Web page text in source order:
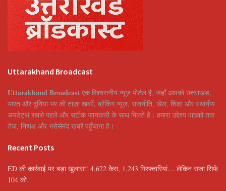
Uttarakhand Broadcast
Uttarakhand Broadcast एक विश्वसनीय न्यूज़ पोर्टल है, जहाँ आपको उत्तराखंड,
भारत और दुनिया भर की ताज़ा खबरें, ब्रेकिंग न्यूज़, राजनीति, खेल, शिक्षा और स्थानीय
अपडेट्स सबसे पहले और सटीक जानकारी के साथ मिलते हैं। हमारा उद्देश्य पाठकों तक
तेज़, निष्पक्ष और भरोसेमंद खबरें पहुँचाना है।
Recent Posts
ED की कार्रवाई पर बड़ा खुलासा! 4,622 केस, 1,243 गिरफ्तारियां… लेकिन सजा सिर्फ
104 को